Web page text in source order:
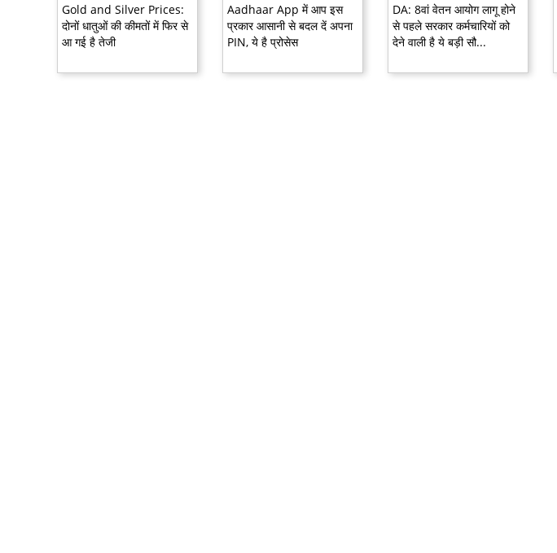
Gold and Silver Prices:
दोनों धातुओं की कीमतों में फिर से
आ गई है तेजी
Aadhaar App में आप इस
प्रकार आसानी से बदल दें अपना
PIN, ये है प्रोसेस
DA: 8वां वेतन आयोग लागू होने
से पहले सरकार कर्मचारियों को
देने वाली है ये बड़ी सौ...